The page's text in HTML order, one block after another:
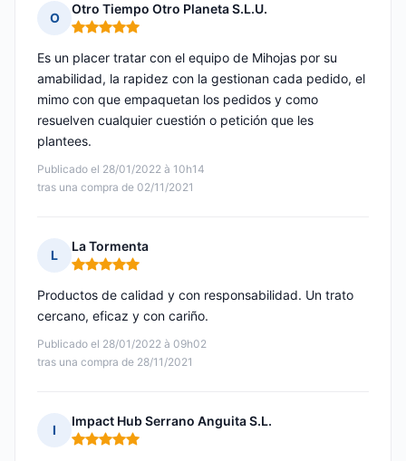
O
Otro Tiempo Otro Planeta S.L.U.
Nota: 5 de 5
Publicado el 28/01/2022 à 10h14
tras una compra de 02/11/2021
Es un placer tratar con el equipo de Mihojas por su
amabilidad, la rapidez con la gestionan cada pedido, el
mimo con que empaquetan los pedidos y como
resuelven cualquier cuestión o petición que les
plantees.
L
La Tormenta
Nota: 5 de 5
Publicado el 28/01/2022 à 09h02
tras una compra de 28/11/2021
Productos de calidad y con responsabilidad. Un trato
cercano, eficaz y con cariño.
I
Impact Hub Serrano Anguita S.L.
Nota: 5 de 5